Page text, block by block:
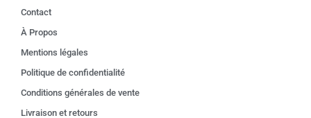
Contact
À Propos
Mentions légales
Politique de confidentialité
Conditions générales de vente
Livraison et retours